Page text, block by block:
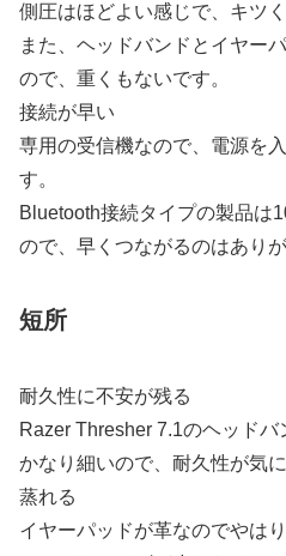
側圧はほどよい感じで、キツく
また、ヘッドバンドとイヤー
ので、重くもないです。
接続が早い
専用の受信機なので、電源を
す。
Bluetooth接続タイプの製品は
ので、早くつながるのはありが
短所
耐久性に不安が残る
Razer Thresher 7.1のヘッド
かなり細いので、耐久性が気に
蒸れる
イヤーパッドが革なのでやはり